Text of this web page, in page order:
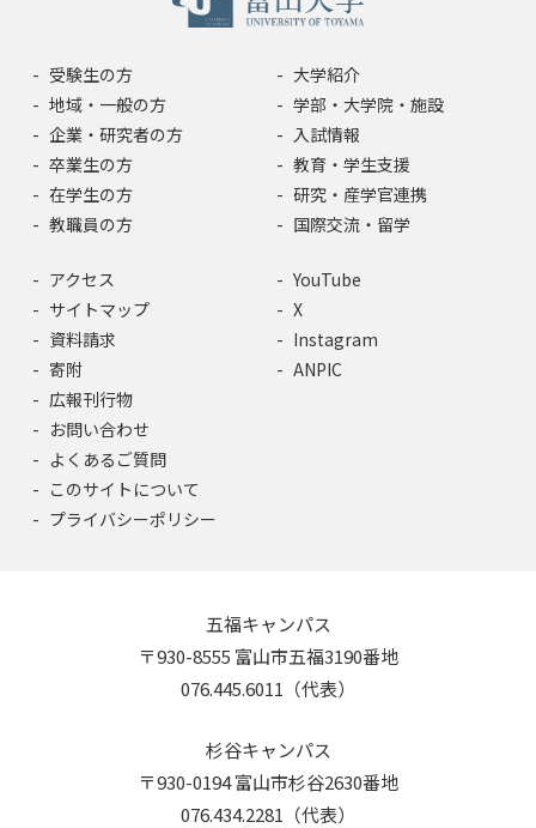
受験生の方
地域・一般の方
企業・研究者の方
卒業生の方
在学生の方
教職員の方
大学紹介
学部・大学院・施設
入試情報
教育・学生支援
研究・産学官連携
国際交流・留学
アクセス
サイトマップ
資料請求
寄附
広報刊行物
お問い合わせ
よくあるご質問
このサイトについて
プライバシーポリシー
YouTube
X
Instagram
ANPIC
五福キャンパス
〒930-8555 富山市五福3190番地
076.445.6011（代表）
杉谷キャンパス
〒930-0194 富山市杉谷2630番地
076.434.2281（代表）